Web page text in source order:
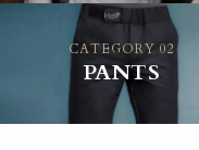
CATEGORY 02
PANTS